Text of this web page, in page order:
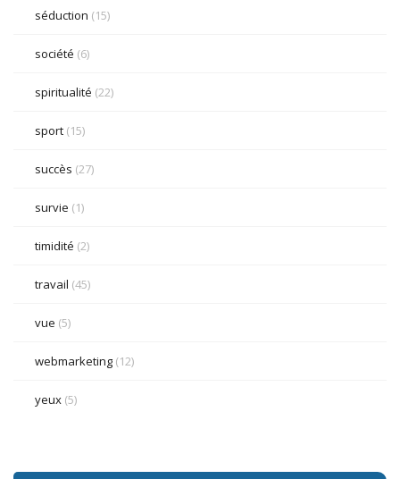
séduction (15)
société (6)
spiritualité (22)
sport (15)
succès (27)
survie (1)
timidité (2)
travail (45)
vue (5)
webmarketing (12)
yeux (5)